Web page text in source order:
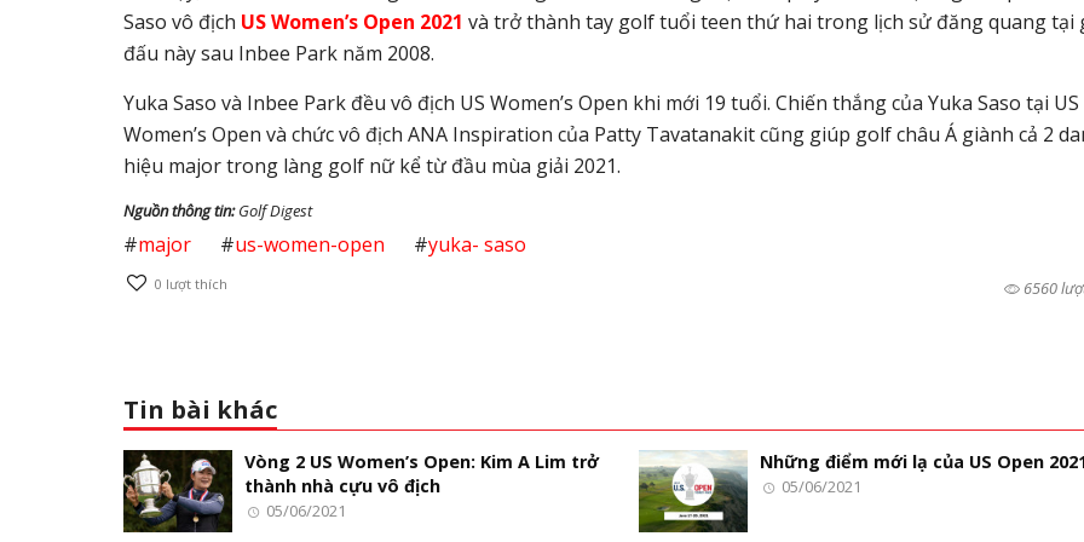
Saso vô địch US Women’s Open 2021 và trở thành tay golf tuổi teen thứ hai trong lịch sử đăng quang tại
đấu này sau Inbee Park năm 2008.
Yuka Saso và Inbee Park đều vô địch US Women’s Open khi mới 19 tuổi. Chiến thắng của Yuka Saso tại US
Women’s Open và chức vô địch ANA Inspiration của Patty Tavatanakit cũng giúp golf châu Á giành cả 2
hiệu major trong làng golf nữ kể từ đầu mùa giải 2021.
Nguồn thông tin:Golf Digest
#major #us-women-open #yuka- saso
0 lượt thích 6560
Tin bài khác
Vòng 2 US Women’s Open: Kim A Lim trở
thành nhà cựu vô địch
05/06/2021
Những điểm mới lạ của US Open
05/06/2021